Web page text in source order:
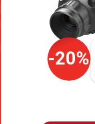
-20%